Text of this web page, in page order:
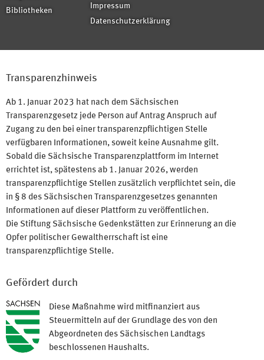
Bibliotheken
Impressum
Datenschutzerklärung
Transparenzhinweis
Ab 1. Januar 2023 hat nach dem Sächsischen
Transparenzgesetz jede Person auf Antrag Anspruch auf
Zugang zu den bei einer transparenzpflichtigen Stelle
verfügbaren Informationen, soweit keine Ausnahme gilt.
Sobald die Sächsische Transparenzplattform im Internet
errichtet ist, spätestens ab 1. Januar 2026, werden
transparenzpflichtige Stellen zusätzlich verpflichtet sein, die
in § 8 des Sächsischen Transparenzgesetzes genannten
Informationen auf dieser Plattform zu veröffentlichen.
Die Stiftung Sächsische Gedenkstätten zur Erinnerung an die
Opfer politischer Gewaltherrschaft ist eine
transparenzpflichtige Stelle.
Gefördert durch
Diese Maßnahme wird mitfinanziert aus
Steuermitteln auf der Grundlage des von den
Abgeordneten des Sächsischen Landtags
beschlossenen Haushalts.